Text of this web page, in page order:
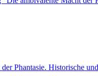
Phantasie. Historische